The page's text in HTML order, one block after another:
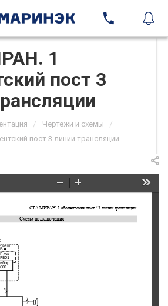
1
пост 3
/ Чертежи и схемы /
пост 3 линии трансляции
Zoom
СТА МИРАН. 1 абонентский пост / 3 линии трансляции
Схема подключения
4
Блок
РВ01
01
А
2